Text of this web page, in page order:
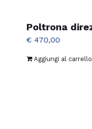
più
varianti.
opzioni
Poltrona
€ 470,00
Aggiungi al carrello